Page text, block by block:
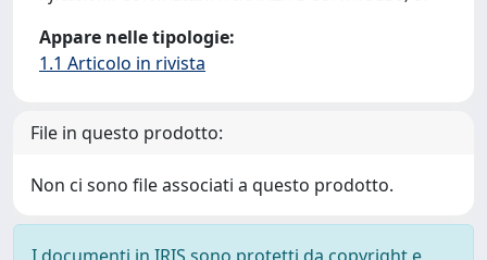
Appare nelle tipologie:
1.1 Articolo in rivista
File in questo prodotto:
Non ci sono file associati a questo prodotto.